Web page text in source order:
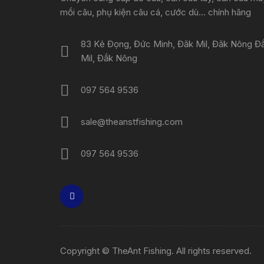
mồi câu, phụ kiện câu cá, cước dù... chính hãng
83 Kẻ Đọng, Đức Minh, Đăk Mil, Đăk Nông
Mil, Đắk Nông
097 564 9536
sale@theanstfishing.com
097 564 9536
Copyright © TheAnt Fishing. All rights reserved.